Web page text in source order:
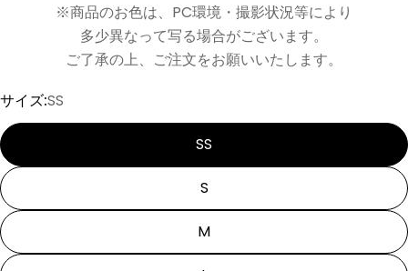
※商品のお色は、PC環境・撮影状況等により
多少異なって写る場合がございます。
ご了承の上、ご注文をお願いいたします。
サイズ:SS
SS
S
M